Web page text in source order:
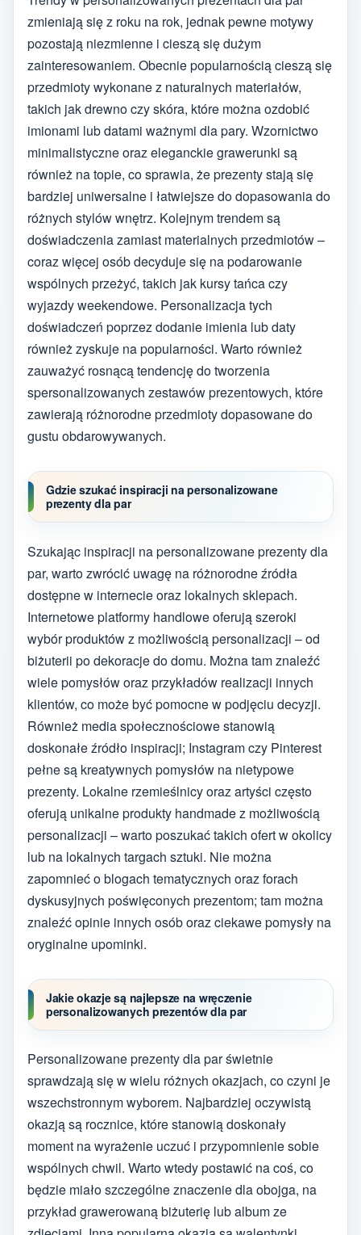
zmieniają się z roku na rok, jednak pewne motywy
pozostają niezmienne i cieszą się dużym
zainteresowaniem. Obecnie popularnością cieszą się
przedmioty wykonane z naturalnych materiałów,
takich jak drewno czy skóra, które można ozdobić
imionami lub datami ważnymi dla pary. Wzornictwo
minimalistyczne oraz eleganckie grawerunki są
również na topie, co sprawia, że prezenty stają się
bardziej uniwersalne i łatwiejsze do dopasowania do
różnych stylów wnętrz. Kolejnym trendem są
doświadczenia zamiast materialnych przedmiotów –
coraz więcej osób decyduje się na podarowanie
wspólnych przeżyć, takich jak kursy tańca czy
wyjazdy weekendowe. Personalizacja tych
doświadczeń poprzez dodanie imienia lub daty
również zyskuje na popularności. Warto również
zauważyć rosnącą tendencję do tworzenia
spersonalizowanych zestawów prezentowych, które
zawierają różnorodne przedmioty dopasowane do
gustu obdarowywanych.
Gdzie szukać inspiracji na personalizowane
prezenty dla par
Szukając inspiracji na personalizowane prezenty dla
par, warto zwrócić uwagę na różnorodne źródła
dostępne w internecie oraz lokalnych sklepach.
Internetowe platformy handlowe oferują szeroki
wybór produktów z możliwością personalizacji – od
biżuterii po dekoracje do domu. Można tam znaleźć
wiele pomysłów oraz przykładów realizacji innych
klientów, co może być pomocne w podjęciu decyzji.
Również media społecznościowe stanowią
doskonałe źródło inspiracji; Instagram czy Pinterest
pełne są kreatywnych pomysłów na nietypowe
prezenty. Lokalne rzemieślnicy oraz artyści często
oferują unikalne produkty handmade z możliwością
personalizacji – warto poszukać takich ofert w okolicy
lub na lokalnych targach sztuki. Nie można
zapomnieć o blogach tematycznych oraz forach
dyskusyjnych poświęconych prezentom; tam można
znaleźć opinie innych osób oraz ciekawe pomysły na
oryginalne upominki.
Jakie okazje są najlepsze na wręczenie
personalizowanych prezentów dla par
Personalizowane prezenty dla par świetnie
sprawdzają się w wielu różnych okazjach, co czyni je
wszechstronnym wyborem. Najbardziej oczywistą
okazją są rocznice, które stanowią doskonały
moment na wyrażenie uczuć i przypomnienie sobie
wspólnych chwil. Warto wtedy postawić na coś, co
będzie miało szczególne znaczenie dla obojga, na
przykład grawerowaną biżuterię lub album ze